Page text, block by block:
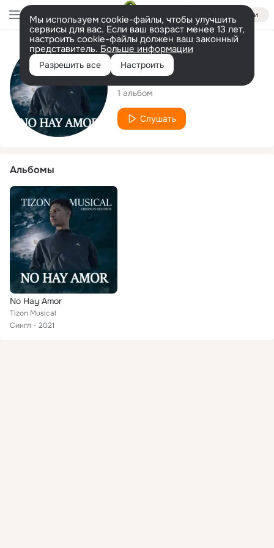
Войти
Мы используем cookie-файлы, чтобы улучшить
сервисы для вас. Если ваш возраст менее 13 лет,
настроить cookie-файлы должен ваш законный
представитель. Больше информации
Разрешить все Настроить
Исполнитель
Tizon Musical
1 альбом
Слушать
Альбомы
No Hay Amor
Tizon Musical
Сингл
2021